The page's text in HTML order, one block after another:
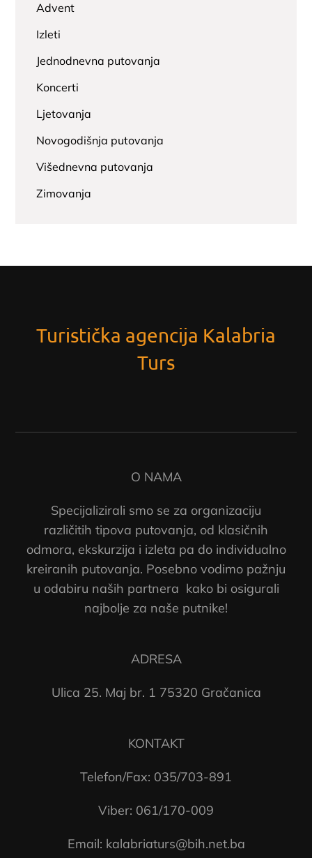
Advent
Izleti
Jednodnevna putovanja
Koncerti
Ljetovanja
Novogodišnja putovanja
Višednevna putovanja
Zimovanja
Turistička agencija Kalabria
Turs
O NAMA
Specijalizirali smo se za organizaciju
različitih tipova putovanja, od klasičnih
odmora, ekskurzija i izleta pa do individualno
kreiranih putovanja. Posebno vodimo pažnju
u odabiru naših partnera kako bi osigurali
najbolje za naše putnike!
ADRESA
Ulica 25. Maj br. 1 75320 Gračanica
KONTAKT
Telefon/Fax: 035/703-891
Viber: 061/170-009
Email: kalabriaturs@bih.net.ba